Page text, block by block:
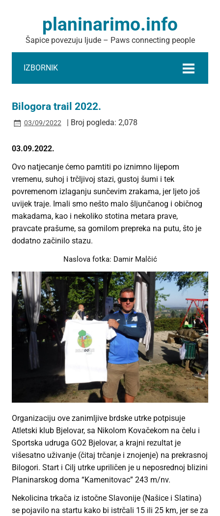
planinarimo.info
Šapice povezuju ljude – Paws connecting people
IZBORNIK
Bilogora trail 2022.
03/09/2022 | Broj pogleda: 2,078
03.09.2022.
Ovo natjecanje ćemo pamtiti po iznimno lijepom
vremenu, suhoj i trčljivoj stazi, gustoj šumi i tek
povremenom izlaganju sunčevim zrakama, jer ljeto još
uvijek traje. Imali smo nešto malo šljunčanog i običnog
makadama, kao i nekoliko stotina metara prave,
pravcate prašume, sa gomilom prepreka na putu, što je
dodatno začinilo stazu.
Naslova fotka: Damir Malčić
Organizaciju ove zanimljive brdske utrke potpisuje
Atletski klub Bjelovar, sa Nikolom Kovačekom na čelu i
Sportska udruga GO2 Bjelovar, a krajni rezultat je
višesatno uživanje (čitaj trčanje i znojenje) na prekrasnoj
Bilogori. Start i Cilj utrke upriličen je u neposrednoj blizini
Planinarskog doma “Kamenitovac” 243 m/nv.
Nekolicina trkača iz istočne Slavonije (Našice i Slatina)
se pojavilo na startu kako bi istrčali 15 ili 25 km, jer se za